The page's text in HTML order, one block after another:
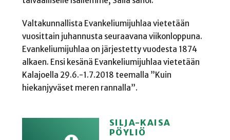
Valtakunnallista Evankeliumijuhlaa vietetään
vuosittain juhannusta seuraavana viikonloppuna.
Evankeliumijuhlaa on järjestetty vuodesta 1874
alkaen. Ensi kesänä Evankeliumijuhlaa vietetään
Kalajoella 29.6.-1.7.2018 teemalla ”Kuin
hiekanjyväset meren rannalla”.
SILJA-KAISA
PÖYLIÖ